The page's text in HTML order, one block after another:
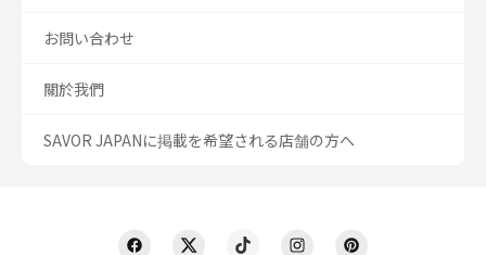
お問い合わせ
關於我們
SAVOR JAPANに掲載を希望される店舗の方へ